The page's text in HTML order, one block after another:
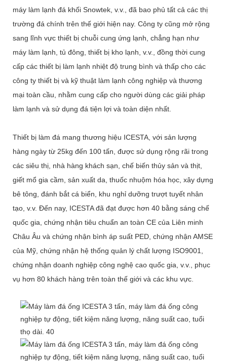
máy làm lạnh đá khối Snowtek, v.v., đã bao phủ tất cả các thị
trường đá chính trên thế giới hiện nay. Công ty cũng mở rộng
sang lĩnh vực thiết bị chuỗi cung ứng lạnh, chẳng hạn như
máy làm lạnh, tủ đông, thiết bị kho lạnh, v.v., đồng thời cung
cấp các thiết bị làm lạnh nhiệt độ trung bình và thấp cho các
công ty thiết bị và kỹ thuật làm lạnh công nghiệp và thương
mại toàn cầu, nhằm cung cấp cho người dùng các giải pháp
làm lạnh và sử dụng đá tiện lợi và toàn diện nhất.
Thiết bị làm đá mang thương hiệu ICESTA, với sản lượng
hàng ngày từ 25kg đến 100 tấn, được sử dụng rộng rãi trong
các siêu thị, nhà hàng khách sạn, chế biến thủy sản và thịt,
giết mổ gia cầm, sản xuất da, thuốc nhuộm hóa học, xây dựng
bê tông, đánh bắt cá biển, khu nghỉ dưỡng trượt tuyết nhân
tạo, v.v. Đến nay, ICESTA đã đạt được hơn 40 bằng sáng chế
quốc gia, chứng nhận tiêu chuẩn an toàn CE của Liên minh
Châu Âu và chứng nhận bình áp suất PED, chứng nhận AMSE
của Mỹ, chứng nhận hệ thống quản lý chất lượng ISO9001,
chứng nhận doanh nghiệp công nghệ cao quốc gia, v.v., phục
vụ hơn 80 khách hàng trên toàn thế giới và các khu vực.